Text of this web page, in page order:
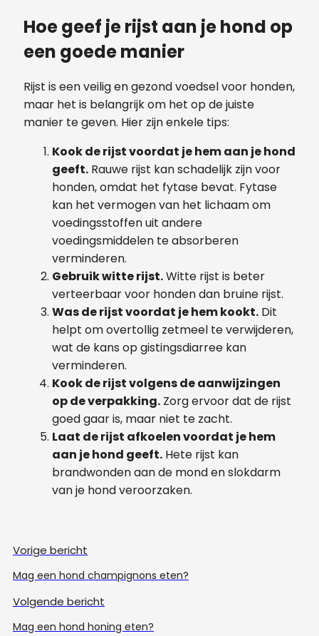
Hoe geef je rijst aan je hond op
een goede manier
Rijst is een veilig en gezond voedsel voor honden,
maar het is belangrijk om het op de juiste
manier te geven. Hier zijn enkele tips:
Kook de rijst voordat je hem aan je hond
geeft. Rauwe rijst kan schadelijk zijn voor
honden, omdat het fytase bevat. Fytase
kan het vermogen van het lichaam om
voedingsstoffen uit andere
voedingsmiddelen te absorberen
verminderen.
Gebruik witte rijst.Witte rijst is beter
verteerbaar voor honden dan bruine rijst.
Was de rijst voordat je hem kookt. Dit
helpt om overtollig zetmeel te verwijderen,
wat de kans op gistingsdiarree kan
verminderen.
Kook de rijst volgens de aanwijzingen
op de verpakking. Zorg ervoor dat de rijst
goed gaar is, maar niet te zacht.
Laat de rijst afkoelen voordat je hem
aan je hond geeft. Hete rijst kan
brandwonden aan de mond en slokdarm
van je hond veroorzaken.
Vorige bericht
Mag een hond champignons eten?
Volgende bericht
Mag een hond honing eten?